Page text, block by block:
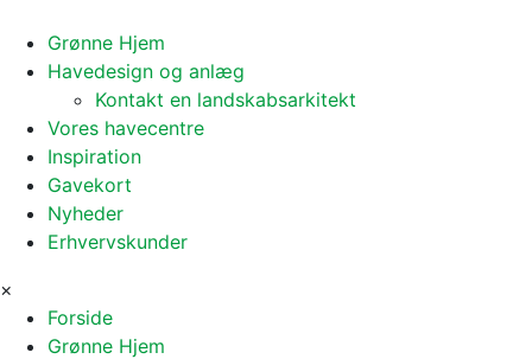
Grønne Hjem
Havedesign og anlæg
Kontakt en landskabsarkitekt
Vores havecentre
Inspiration
Gavekort
Nyheder
Erhvervskunder
×
Forside
Grønne Hjem